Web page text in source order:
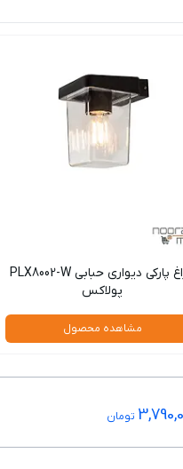
چراغ پارکی دیواری حبابی PLX8002-W
پولاکس
مشاهده محصول
تومان